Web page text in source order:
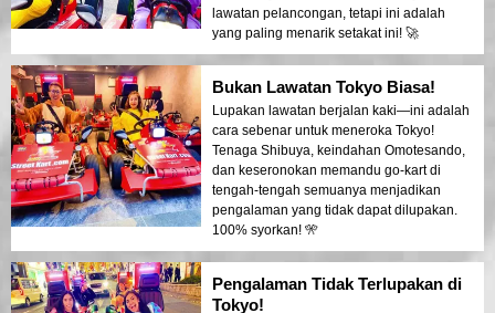
lawatan pelancongan, tetapi ini adalah
yang paling menarik setakat ini! 🚀
Bukan Lawatan Tokyo Biasa!
Lupakan lawatan berjalan kaki—ini adalah
cara sebenar untuk meneroka Tokyo!
Tenaga Shibuya, keindahan Omotesando,
dan keseronokan memandu go-kart di
tengah-tengah semuanya menjadikan
pengalaman yang tidak dapat dilupakan.
100% syorkan! 🎌
Pengalaman Tidak Terlupakan di
Tokyo!